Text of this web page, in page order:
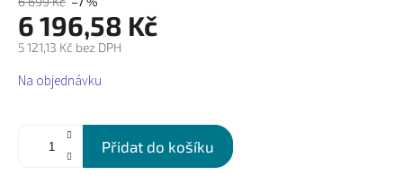
6 196,58 Kč
5 121,13 Kč bez DPH
Měrná
cena:
Na objednávku
Přidat do košíku